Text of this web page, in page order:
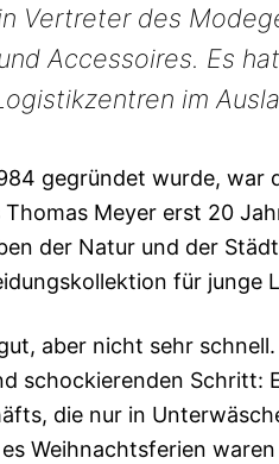
Vertreter des
Accessoires. Es
im
gegründet wurde, war
Thomas Meyer erst 20
der Natur und der
für junge
aber nicht sehr
schockierenden Schritt:
die nur in
Weihnachtsferien